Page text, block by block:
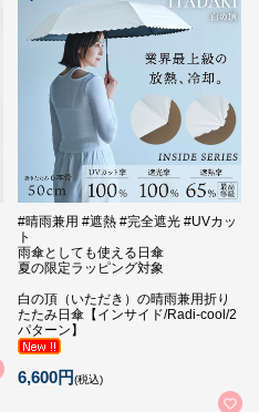
#晴雨兼用 #遮熱 #完全遮光 #UVカッ
ト
雨傘としても使える日傘
夏の限定ラッピング対象
白の頂（いただき）の晴雨兼用折り
たたみ日傘【インサイド/Radi-cool/2
パターン】
6,600円(税込)